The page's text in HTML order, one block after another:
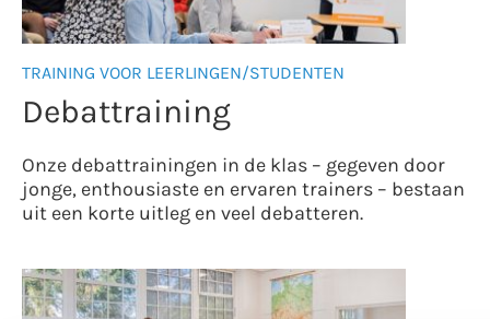
TRAINING VOOR LEERLINGEN/STUDENTEN
Debattraining
Onze debattrainingen in de klas – gegeven door
jonge, enthousiaste en ervaren trainers – bestaan
uit een korte uitleg en veel debatteren.